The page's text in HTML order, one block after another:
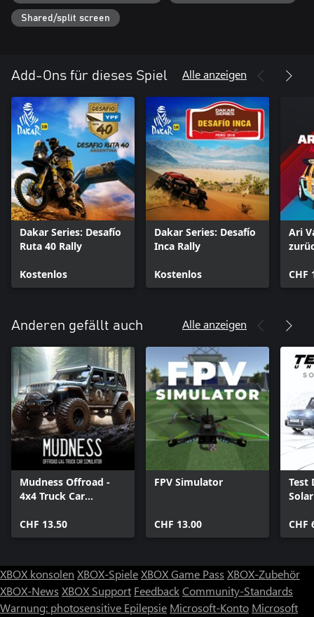
Shared/split screen
Add-Ons für dieses Spiel Alle anzeigen
Dakar Series: Desafío
Ruta 40 Rally
Kostenlos
Dakar Series: Desafío
Inca Rally
Kostenlos
Ari
CHF
Anderen gefällt auch Alle anzeigen
Mudness Offroad -
4x4 Truck Car
CHF 13.50
FPV Simulator
CHF 13.00
Test
CHF
XBOX konsolen XBOX-SpieleXBOX Game Pass XBOX-Zubehör
XBOX-News XBOX Support FeedbackCommunity-Standards
Warnung: photosensitive Epilepsie Microsoft-Konto Microsoft